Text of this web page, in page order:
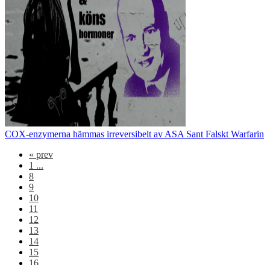
COX-enzymerna hämmas irreversibelt av ASA Sant Falskt Warfarin
« prev
1 ...
8
9
10
11
12
13
14
15
16